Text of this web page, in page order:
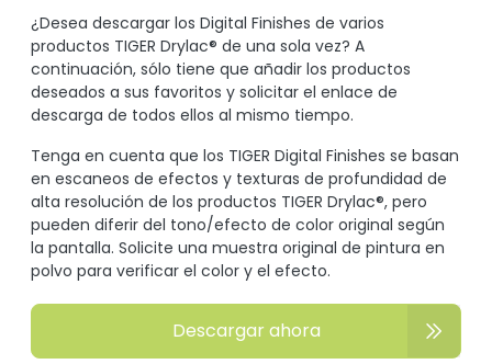
¿Desea descargar los Digital Finishes de varios
productos TIGER Drylac® de una sola vez? A
continuación, sólo tiene que añadir los productos
deseados a sus favoritos y solicitar el enlace de
descarga de todos ellos al mismo tiempo.
Tenga en cuenta que los TIGER Digital Finishes se basan
en escaneos de efectos y texturas de profundidad de
alta resolución de los productos TIGER Drylac®, pero
pueden diferir del tono/efecto de color original según
la pantalla. Solicite una muestra original de pintura en
polvo para verificar el color y el efecto.
Descargar ahora